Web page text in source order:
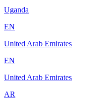
Uganda
EN
United Arab Emirates
EN
United Arab Emirates
AR